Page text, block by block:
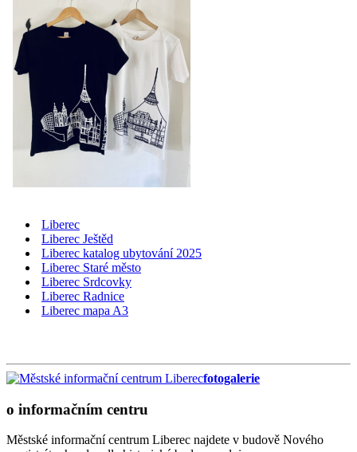
Liberec
Liberec Ještěd
Liberec katalog ubytování 2025
Liberec Staré město
Liberec Srdcovky
Liberec Radnice
Liberec mapa A3
fotogalerie
o informačním centru
Městské informační centrum Liberec najdete v budově Nového